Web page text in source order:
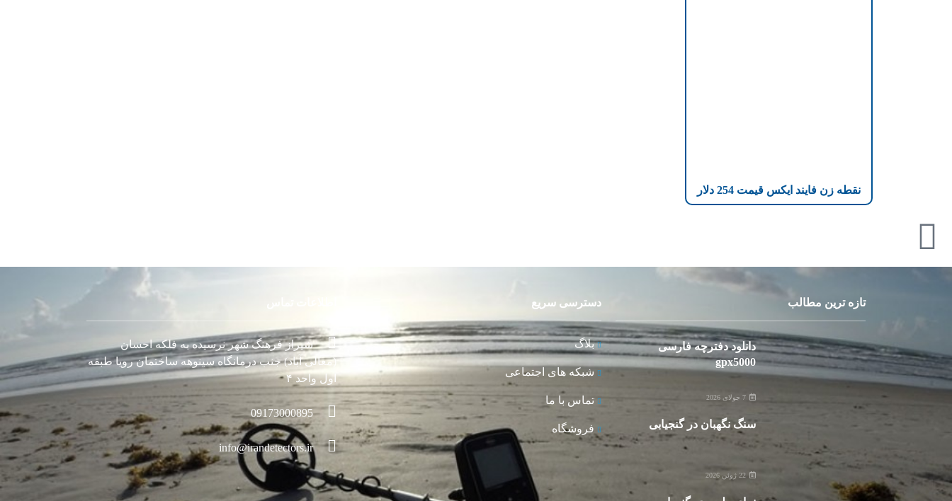
نقطه زن فایند ایکس قیمت 254 دلار
تازه ترین مطالب
دانلود دفترچه فارسی
gpx5000
7 جولای 2026
سنگ نگهبان در گنجیابی
22 ژوئن 2026
دسترسی سریع
بلاگ
شبکه های اجتماعی
تماس با ما
فروشگاه
شیراز فرهنگ شهر نرسیده به فلکه احسان
(معالی آباد) جنب درمانگاه سینوهه ساختمان رویا طبقه
اول واحد ۴
09173000895
info@irandetectors.ir